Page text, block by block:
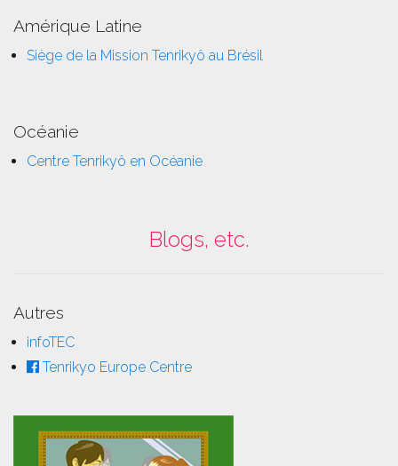
Amérique Latine
Siège de la Mission Tenrikyô au Brésil
Océanie
Centre Tenrikyô en Océanie
Blogs, etc.
Autres
infoTEC
Tenrikyo Europe Centre